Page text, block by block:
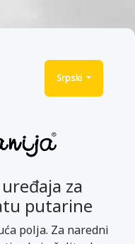
Srpski
za
putarine
polja. Za naredni